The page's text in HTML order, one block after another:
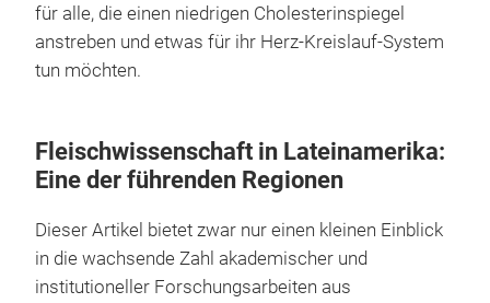
für alle, die einen niedrigen Cholesterinspiegel
anstreben und etwas für ihr Herz-Kreislauf-System
tun möchten.
Fleischwissenschaft in Lateinamerika:
Eine der führenden Regionen
Dieser Artikel bietet zwar nur einen kleinen Einblick
in die wachsende Zahl akademischer und
institutioneller Forschungsarbeiten aus